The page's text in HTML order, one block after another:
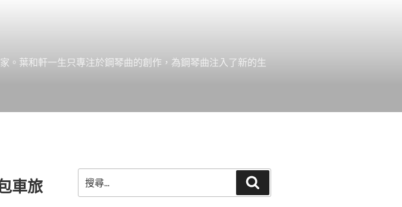
。葉和軒一生只專注於鋼琴曲的創作，為鋼琴曲注入了新的生
車旅
尋
關
尋